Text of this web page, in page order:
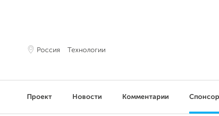
Россия Технологии
Проект Новости Комментарии